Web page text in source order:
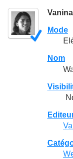
Vanina
Mode
Nom